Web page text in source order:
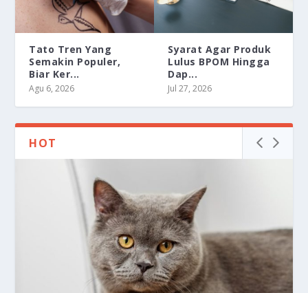
Tato Tren Yang
Semakin Populer,
Biar Ker...
Agu 6, 2026
Syarat Agar Produk
Lulus BPOM Hingga
Dap...
Jul 27, 2026
HOT